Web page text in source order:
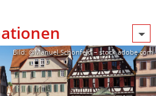
Bild: @Manuel Schönfeld – stock.adobe.com